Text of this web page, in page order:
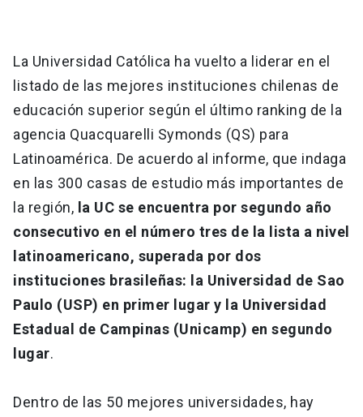
La Universidad Católica ha vuelto a liderar en el
listado de las mejores instituciones chilenas de
educación superior según el último ranking de la
agencia Quacquarelli Symonds (QS) para
Latinoamérica. De acuerdo al informe, que indaga
en las 300 casas de estudio más importantes de
la región, la UC se encuentra por segundo año
consecutivo en el número tres de la lista a nivel
latinoamericano, superada por dos
instituciones brasileñas: la Universidad de Sao
Paulo (USP) en primer lugar y la Universidad
Estadual de Campinas (Unicamp) en segundo
lugar.
Dentro de las 50 mejores universidades, hay